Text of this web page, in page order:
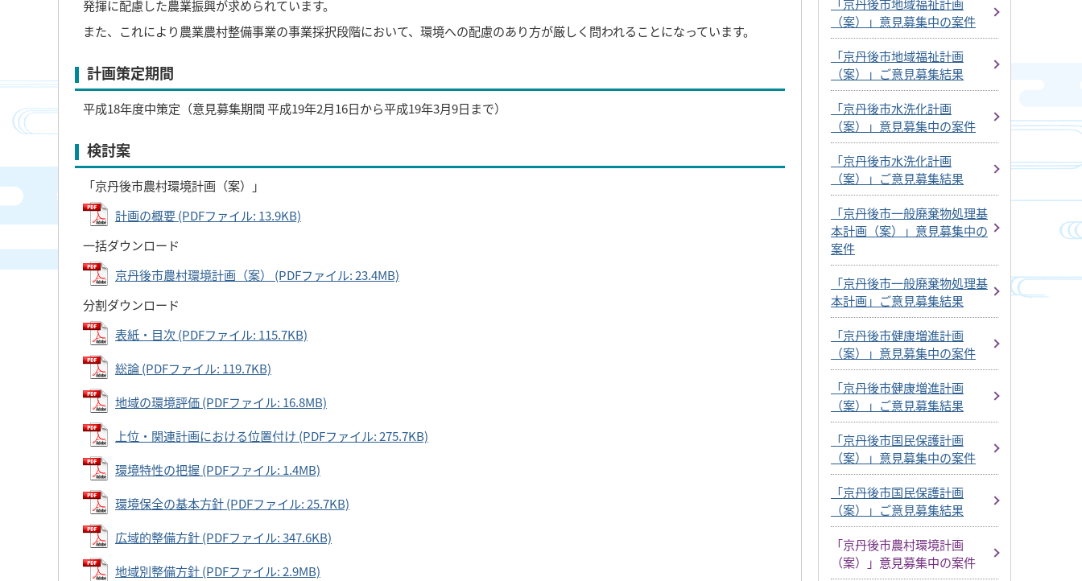
発揮に配慮した農業振興が求められています。
また、これにより農業農村整備事業の事業採択段階において、環境への配慮のあり方が厳しく問われることになっています。
計画策定期間
平成18年度中策定（意見募集期間 平成19年2月16日から平成19年3月9日まで）
検討案
「京丹後市農村環境計画（案）」
計画の概要 (PDFファイル: 13.9KB)
一括ダウンロード
京丹後市農村環境計画（案） (PDFファイル: 23.4MB)
分割ダウンロード
表紙・目次 (PDFファイル: 115.7KB)
総論 (PDFファイル: 119.7KB)
地域の環境評価 (PDFファイル: 16.8MB)
上位・関連計画における位置付け (PDFファイル: 275.7KB)
環境特性の把握 (PDFファイル: 1.4MB)
環境保全の基本方針 (PDFファイル: 25.7KB)
広域的整備方針 (PDFファイル: 347.6KB)
地域別整備方針 (PDFファイル: 2.9MB)
（案）」意見募集中の案件
「京丹後市地域福祉計画
（案）」ご意見募集結果
「京丹後市水洗化計画
（案）」意見募集中の案件
「京丹後市水洗化計画
（案）」ご意見募集結果
「京丹後市一般廃棄物処理基
本計画（案）」意見募集中の
案件
「京丹後市一般廃棄物処理基
本計画」ご意見募集結果
「京丹後市健康増進計画
（案）」意見募集中の案件
「京丹後市健康増進計画
（案）」ご意見募集結果
「京丹後市国民保護計画
（案）」意見募集中の案件
「京丹後市国民保護計画
（案）」ご意見募集結果
「京丹後市農村環境計画
（案）」意見募集中の案件